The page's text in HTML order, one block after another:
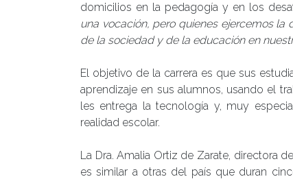
domicilios en la pedagogía y en los
una vocación, pero quienes ejercemos
de la sociedad y de la educación en
El objetivo de la carrera es que sus
aprendizaje en sus alumnos, usando el
les entrega la tecnología y, muy
realidad escolar.
La Dra. Amalia Ortiz de Zarate, directora
es similar a otras del país que duran